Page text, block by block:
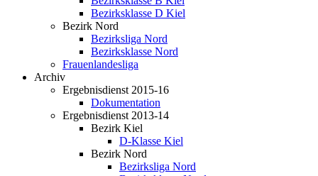
Bezirksklasse D Kiel
Bezirk Nord
Bezirksliga Nord
Bezirksklasse Nord
Frauenlandesliga
Archiv
Ergebnisdienst 2015-16
Dokumentation
Ergebnisdienst 2013-14
Bezirk Kiel
D-Klasse Kiel
Bezirk Nord
Bezirksliga Nord